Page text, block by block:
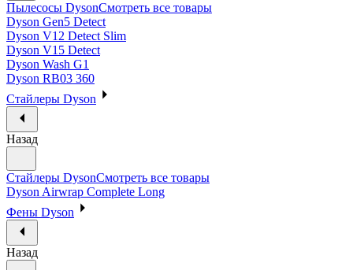
Пылесосы DysonСмотреть все товары
Dyson Gen5 Detect
Dyson V12 Detect Slim
Dyson V15 Detect
Dyson Wash G1
Dyson RB03 360
Стайлеры Dyson
Назад
Стайлеры DysonСмотреть все товары
Dyson Airwrap Complete Long
Фены Dyson
Назад